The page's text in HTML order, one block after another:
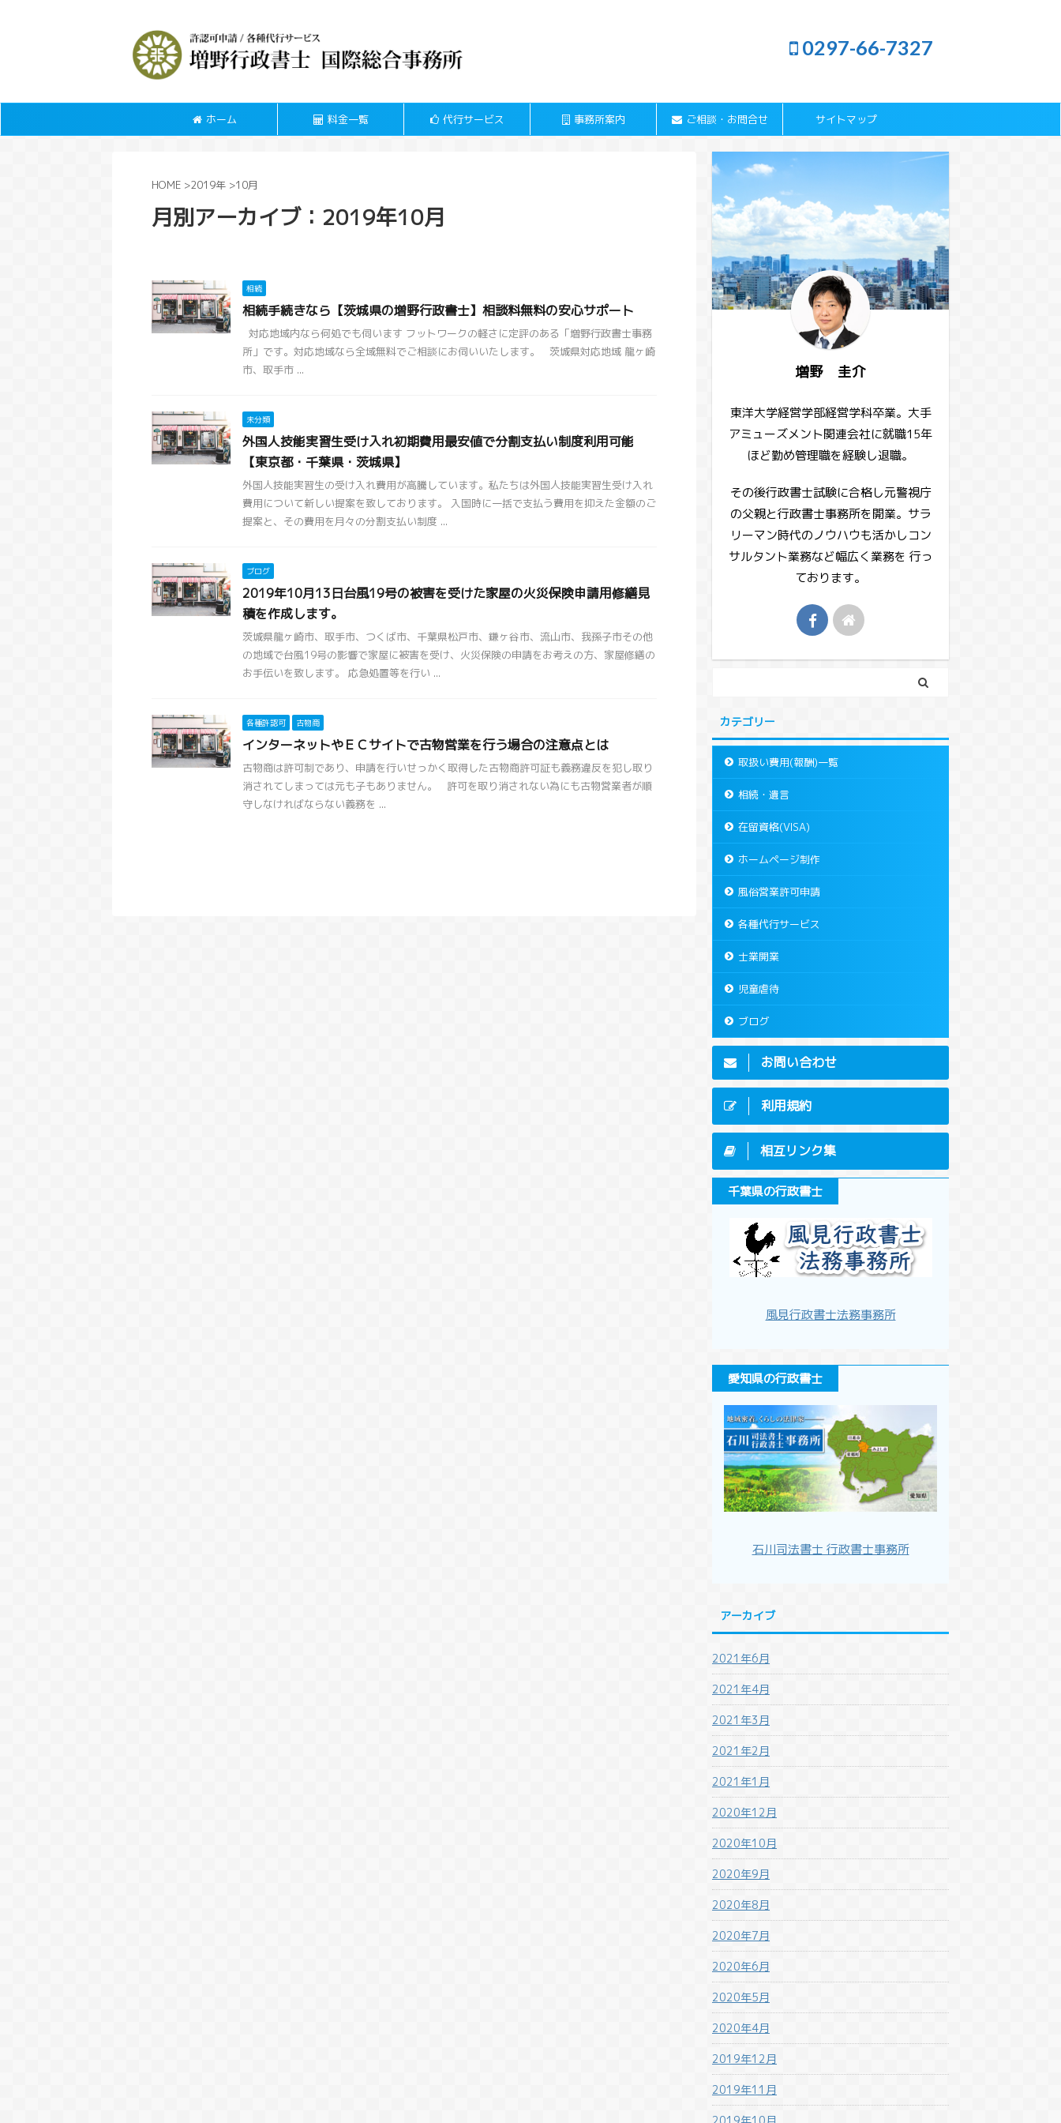
0297-66-7327
ホーム 料金一覧 代行サービス 事務所案内 ご相談・お問合せ サイトマップ
HOME >2019年 >10月
月別アーカイブ：2019年10月
相続
相続手続きなら【茨城県の増野行政書士】相談料無料の安心サポート
対応地域内なら何処でも伺います フットワークの軽さに定評のある「増野行政書士事務
所」です。対応地域なら全域無料でご相談にお伺いいたします。 茨城県対応地域 龍ヶ崎
市、取手市 ...
未分類
外国人技能実習生受け入れ初期費用最安値で分割支払い制度利用可能
【東京都・千葉県・茨城県】
外国人技能実習生の受け入れ費用が高騰しています。私たちは外国人技能実習生受け入れ
費用について新しい提案を致しております。 入国時に一括で支払う費用を抑えた金額のご
提案と、その費用を月々の分割支払い制度 ...
ブログ
2019年10月13日台風19号の被害を受けた家屋の火災保険申請用修繕見
積を作成します。
茨城県龍ヶ崎市、取手市、つくば市、千葉県松戸市、鎌ヶ谷市、流山市、我孫子市その他
の地域で台風19号の影響で家屋に被害を受け、火災保険の申請をお考えの方、家屋修繕の
お手伝いを致します。 応急処置等を行い ...
各種許認可 古物商
インターネットやＥＣサイトで古物営業を行う場合の注意点とは
古物商は許可制であり、申請を行いせっかく取得した古物商許可証も義務違反を犯し取り
消されてしまっては元も子もありません。 許可を取り消されない為にも古物営業者が順
守しなければならない義務を ...
増野 圭介
東洋大学経営学部経営学科卒業。大手
アミューズメント関連会社に就職15年
ほど勤め管理職を経験し退職。
その後行政書士試験に合格し元警視庁
の父親と行政書士事務所を開業。サラ
リーマン時代のノウハウも活かしコン
サルタント業務など幅広く業務を 行っ
ております。
カテゴリー
取扱い費用(報酬)一覧
相続・遺言
在留資格(VISA)
ホームページ制作
風俗営業許可申請
各種代行サービス
士業開業
児童虐待
ブログ
お問い合わせ
利用規約
相互リンク集
千葉県の行政書士
風見行政書士法務事務所
愛知県の行政書士
石川司法書士 行政書士事務所
アーカイブ
2021年6月
2021年4月
2021年3月
2021年2月
2021年1月
2020年12月
2020年10月
2020年9月
2020年8月
2020年7月
2020年6月
2020年5月
2020年4月
2019年12月
2019年11月